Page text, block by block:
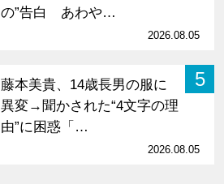
の”告白 あわや…
2026.08.05
5
藤本美貴、14歳長男の服に
異変→聞かされた“4文字の理
由”に困惑「…
2026.08.05